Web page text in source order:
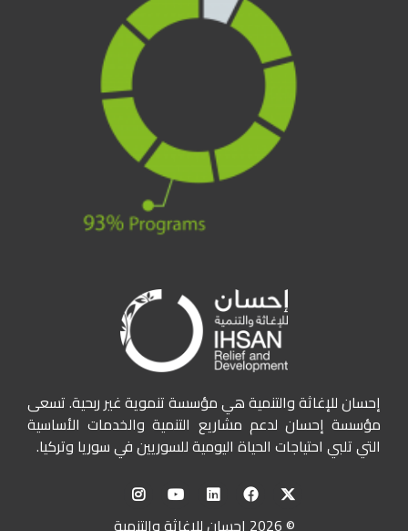
إحسان للإغاثة والتنمية هي مؤسسة تنموية غير ربحية. تسعى
مؤسسة إحسان لدعم مشاريع التنمية والخدمات الأساسية
التي تلبي احتياجات الحياة اليومية للسوريين في سوريا وتركيا.